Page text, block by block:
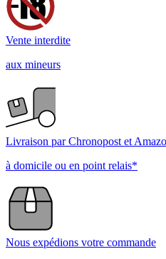
Vente interdite
aux mineurs
Livraison par Chronopost et
à domicile ou en point relais*
Nous expédions votre commande